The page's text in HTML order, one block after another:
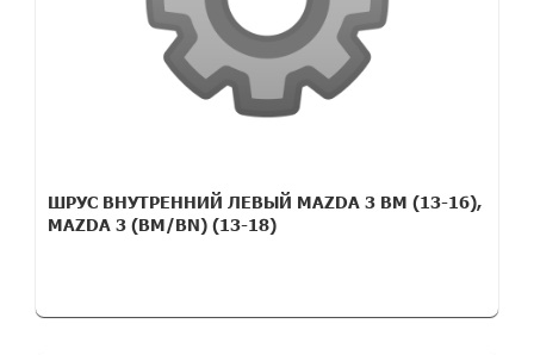
ШРУС ВНУТРЕННИЙ ЛЕВЫЙ MAZDA 3 BM (13-16),
MAZDA 3 (BM/BN) (13-18)